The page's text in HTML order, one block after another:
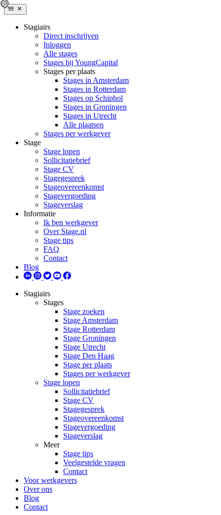
Stagiairs
Direct inschrijven
Inloggen
Alle stages
Stages bij YoungCapital
Stages per plaats
Stages in Amsterdam
Stages in Rotterdam
Stages op Schiphol
Stages in Groningen
Stages in Utrecht
Alle plaatsen
Stages per werkgever
Stage
Stage lopen
Sollicitatiebrief
Stage CV
Stagegesprek
Stageovereenkomst
Stagevergoeding
Stageverslag
Informatie
Ik ben werkgever
Over Stage.nl
Stage tips
FAQ
Contact
Blog
Stagiairs
Stages
Stage zoeken
Stage Amsterdam
Stage Rotterdam
Stage Groningen
Stage Utrecht
Stage Den Haag
Stage per plaats
Stages per werkgever
Stage lopen
Sollicitatiebrief
Stage CV
Stagegesprek
Stageovereenkomst
Stagevergoeding
Stageverslag
Meer
Stage tips
Veelgestelde vragen
Contact
Voor werkgevers
Over ons
Blog
Contact